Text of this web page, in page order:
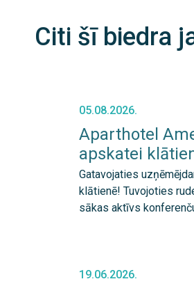
Citi šī biedra
05.08.2026.
Aparthotel
apskatei
Gatavojaties
klātienē! Tuvojoties
sākas aktīvs
19.06.2026.